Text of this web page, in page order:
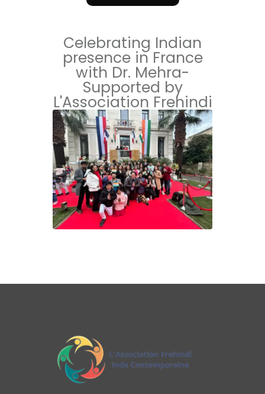
Celebrating Indian
presence in France
with Dr. Mehra-
Supported by
L'Association Frehindi